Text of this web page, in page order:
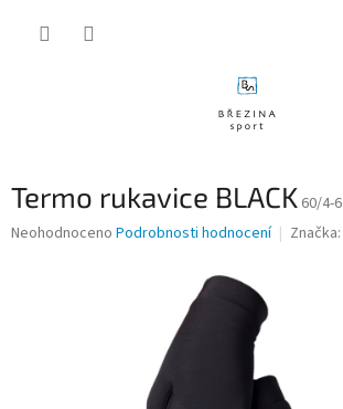
Termo rukavice BLACK 60/4-6
Průměrné
Neohodnoceno Podrobnosti hodnocení Značka: